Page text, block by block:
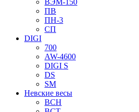
ВЭМ-150
ПВ
ПН-3
СП
DIGI
700
AW-4600
DIGI S
DS
SM
Невские весы
BCH